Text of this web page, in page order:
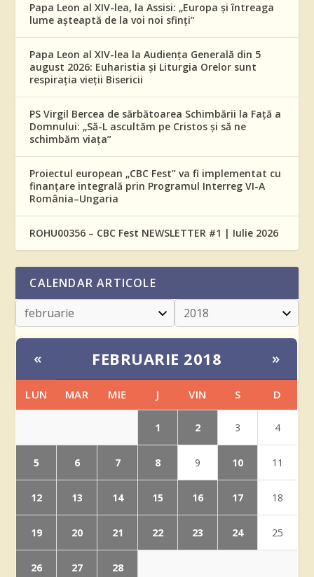
Papa Leon al XIV-lea, la Assisi: „Europa și întreaga
lume așteaptă de la voi noi sfinți”
Papa Leon al XIV-lea la Audiența Generală din 5
august 2026: Euharistia și Liturgia Orelor sunt
respirația vieții Bisericii
PS Virgil Bercea de sărbătoarea Schimbării la Față a
Domnului: „Să-L ascultăm pe Cristos și să ne
schimbăm viața”
Proiectul european „CBC Fest” va fi implementat cu
finanțare integrală prin Programul Interreg VI-A
România–Ungaria
ROHU00356 – CBC Fest NEWSLETTER #1 | Iulie 2026
CALENDAR ARTICOLE
« FEBRUARIE 2018 »
LUN MAR MIE J VIN S D
1 2 3 4
5 6 7 8 9 10 11
12 13 14 15 16 17 18
19 20 21 22 23 24 25
26 27 28